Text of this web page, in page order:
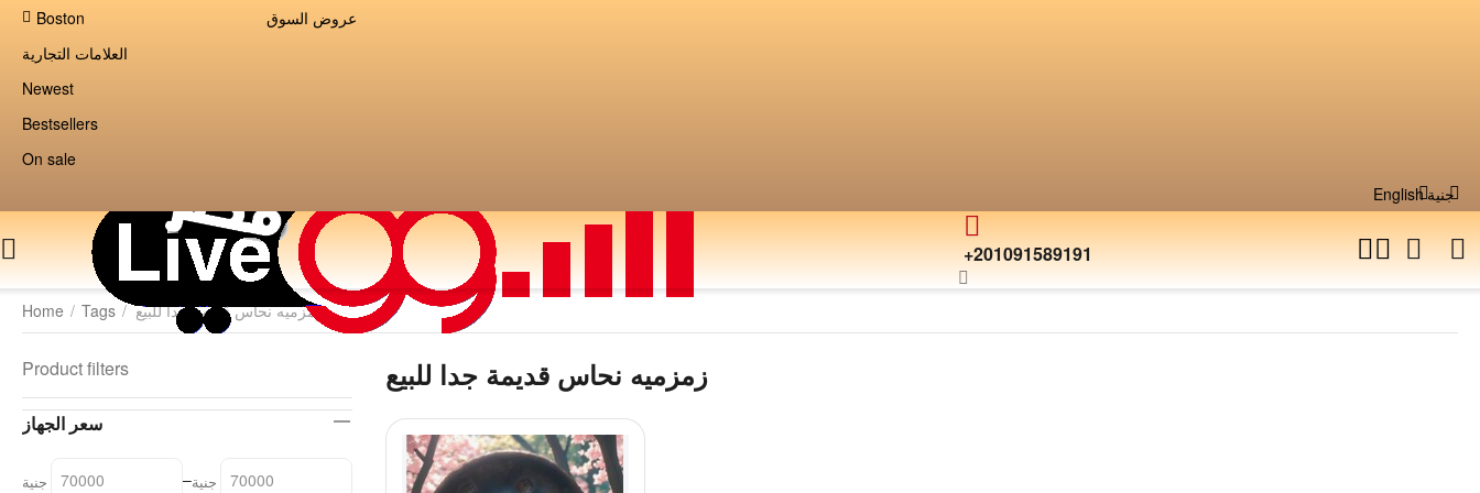
Boston
عروض السوق
العلامات التجارية
Newest
Bestsellers
On sale
جنية English
+201091589191
Home / Tags / زمزميه نحاس قديمة جدا للبيع
زمزميه نحاس قديمة جدا للبيع Product filters
سعر الجهاز
جنية –جنية